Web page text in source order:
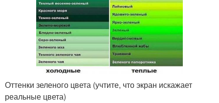
Оттенки зеленого цвета (учтите, что экран искажает
реальные цвета)